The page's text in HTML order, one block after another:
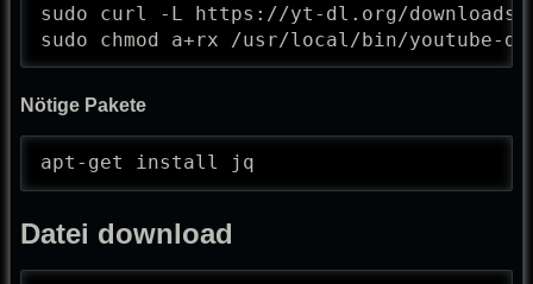
sudo curl -L https://yt-dl.org/
sudo chmod a+rx /usr/local/bin/youtube-dl
Nötige Pakete
apt-get install jq
Datei download